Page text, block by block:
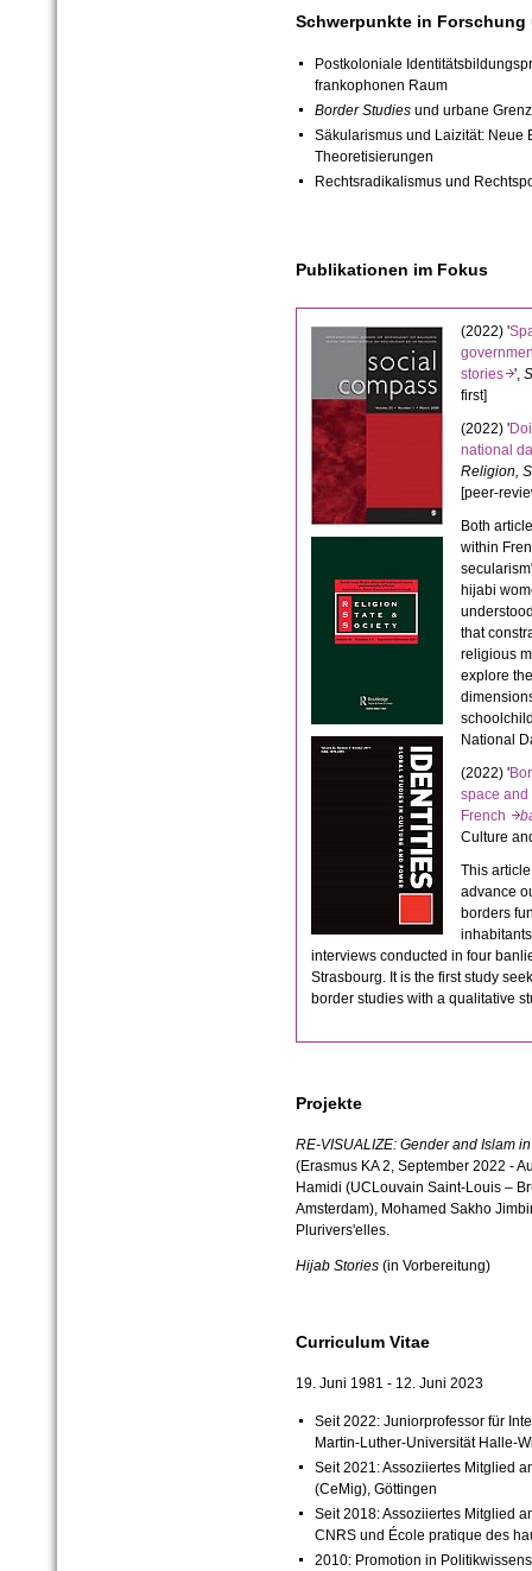
Schwerpunkte in Forschung
Postkoloniale
frankophonen Raum
Border Studiesund urbane
Säkularismus und Laizität: Neue
Theoretisierungen
Rechtsradikalismus und
Publikationen im Fokus
(2022) '
stories',
first]
(2022) '
national
Religion,
[peer-
Both
within
hijabi
that
religious
explore
National
(2022) '
space and
French
Culture
This
advance
borders
interviews conducted in four
Strasbourg. It is the first study
border studies with a qualitative
Projekte
RE-VISUALIZE: Gender and Islam
(Erasmus KA 2, September 2022 -
Hamidi (UCLouvain Saint-Louis –
Amsterdam), Mohamed Sakho
Plurivers'elles.
Hijab Stories(in Vorbereitung)
Curriculum Vitae
19. Juni 1981 - 12. Juni 2023
Seit 2022: Juniorprofessor für
Martin-Luther-Universität Halle-
Seit 2021: Assoziiertes Mitglied
(CeMig), Göttingen
Seit 2018: Assoziiertes Mitglied
CNRS und École pratique des
2010: Promotion in